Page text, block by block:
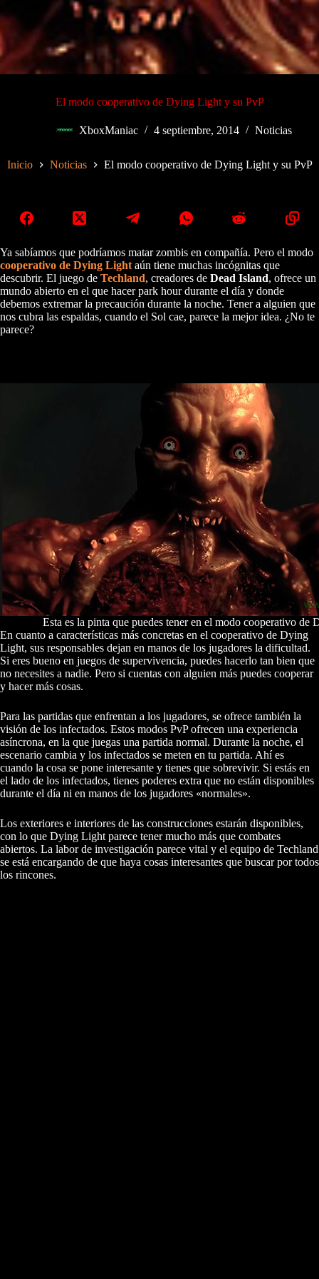
El modo cooperativo de Dying Light y su PvP
XboxManiac 4 septiembre, 2014 Noticias
Inicio Noticias El modo cooperativo de Dying Light y su PvP
Ya sabíamos que podríamos matar zombis en compañía. Pero el modo
cooperativo de Dying Light aún tiene muchas incógnitas que
descubrir. El juego de Techland, creadores de Dead Island, ofrece un
mundo abierto en el que hacer park hour durante el día y donde
debemos extremar la precaución durante la noche. Tener a alguien que
nos cubra las espaldas, cuando el Sol cae, parece la mejor idea. ¿No te
parece?
Esta es la pinta que puedes tener en el modo cooperativo de
En cuanto a características más concretas en el cooperativo de Dying
Light, sus responsables dejan en manos de los jugadores la dificultad.
Si eres bueno en juegos de supervivencia, puedes hacerlo tan bien que
no necesites a nadie. Pero si cuentas con alguien más puedes cooperar
y hacer más cosas.
Para las partidas que enfrentan a los jugadores, se ofrece también la
visión de los infectados. Estos modos PvP ofrecen una experiencia
asíncrona, en la que juegas una partida normal. Durante la noche, el
escenario cambia y los infectados se meten en tu partida. Ahí es
cuando la cosa se pone interesante y tienes que sobrevivir. Si estás en
el lado de los infectados, tienes poderes extra que no están disponibles
durante el día ni en manos de los jugadores «normales».
Los exteriores e interiores de las construcciones estarán disponibles,
con lo que Dying Light parece tener mucho más que combates
abiertos. La labor de investigación parece vital y el equipo de Techland
se está encargando de que haya cosas interesantes que buscar por todos
los rincones.